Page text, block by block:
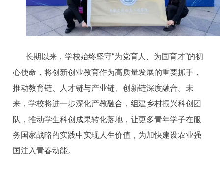
长期以来，学校始终坚守“为党育人、为国育才”的初
心使命，将创新创业教育作为高质量发展的重要抓手，
推动教育链、人才链与产业链、创新链深度融合。未
来，学校将进一步深化产教融合，组建乡村振兴科创团
队，推动学生科创成果转化落地，让更多青年学子在服
务国家战略的实践中实现人生价值，为加快建设农业强
国注入青春动能。